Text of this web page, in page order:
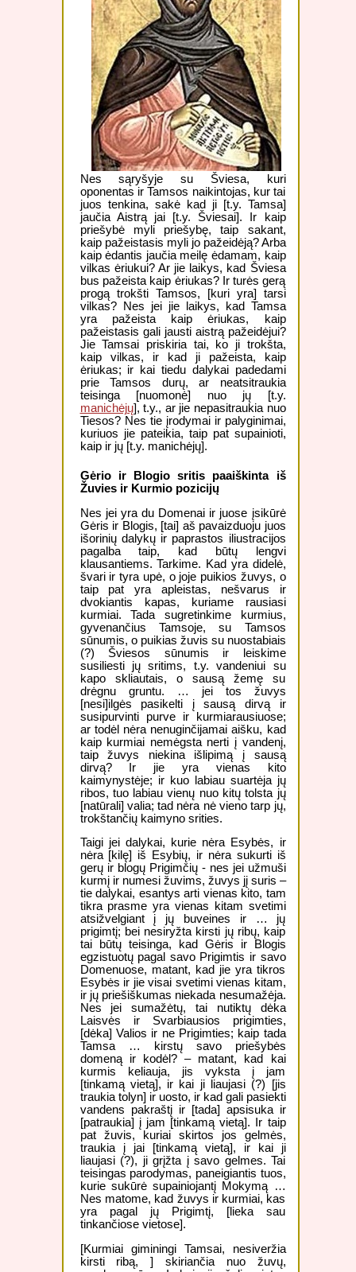
Nes sąryšyje su Šviesa, kuri
oponentas ir Tamsos naikintojas, kur tai
juos tenkina, sakė kad ji [t.y. Tamsa]
jaučia Aistrą jai [t.y. Šviesai]. Ir kaip
priešybė myli priešybę, taip sakant,
kaip pažeistasis myli jo pažeidėją? Arba
kaip ėdantis jaučia meilę ėdamam, kaip
vilkas ėriukui? Ar jie laikys, kad Šviesa
bus pažeista kaip ėriukas? Ir turės gerą
progą trokšti Tamsos, [kuri yra] tarsi
vilkas? Nes jei jie laikys, kad Tamsa
yra pažeista kaip ėriukas, kaip
pažeistasis gali jausti aistrą pažeidėjui?
Jie Tamsai priskiria tai, ko ji trokšta,
kaip vilkas, ir kad ji pažeista, kaip
ėriukas; ir kai tiedu dalykai padedami
prie Tamsos durų, ar neatsitraukia
teisinga [nuomonė] nuo jų [t.y.
manichėjų], t.y., ar jie nepasitraukia nuo
Tiesos? Nes tie įrodymai ir palyginimai,
kuriuos jie pateikia, taip pat supainioti,
kaip ir jų [t.y. manichėjų].
Gėrio ir Blogio sritis paaiškinta iš
Žuvies ir Kurmio pozicijų
Nes jei yra du Domenai ir juose įsikūrė
Gėris ir Blogis, [tai] aš pavaizduoju juos
išorinių dalykų ir paprastos iliustracijos
pagalba taip, kad būtų lengvi
klausantiems. Tarkime. Kad yra didelė,
švari ir tyra upė, o joje puikios žuvys, o
taip pat yra apleistas, nešvarus ir
dvokiantis kapas, kuriame rausiasi
kurmiai. Tada sugretinkime kurmius,
gyvenančius Tamsoje, su Tamsos
sūnumis, o puikias žuvis su nuostabiais
(?) Šviesos sūnumis ir leiskime
susiliesti jų sritims, t.y. vandeniui su
kapo skliautais, o sausą žemę su
drėgnu gruntu. … jei tos žuvys
[nesi]ilgės pasikelti į sausą dirvą ir
susipurvinti purve ir kurmiarausiuose;
ar todėl nėra nenuginčijamai aišku, kad
kaip kurmiai nemėgsta nerti į vandenį,
taip žuvys niekina išlipimą į sausą
dirvą? Ir jie yra vienas kito
kaimynystėje; ir kuo labiau suartėja jų
ribos, tuo labiau vienų nuo kitų tolsta jų
[natūrali] valia; tad nėra nė vieno tarp jų,
trokštančių kaimyno srities.
Taigi jei dalykai, kurie nėra Esybės, ir
nėra [kilę] iš Esybių, ir nėra sukurti iš
gerų ir blogų Prigimčių - nes jei užmuši
kurmį ir numesi žuvims, žuvys jį suris –
tie dalykai, esantys arti vienas kito, tam
tikra prasme yra vienas kitam svetimi
atsižvelgiant į jų buveines ir … jų
prigimtį; bei nesiryžta kirsti jų ribų, kaip
tai būtų teisinga, kad Gėris ir Blogis
egzistuotų pagal savo Prigimtis ir savo
Domenuose, matant, kad jie yra tikros
Esybės ir jie visai svetimi vienas kitam,
ir jų priešiškumas niekada nesumažėja.
Nes jei sumažėtų, tai nutiktų dėka
Laisvės ir Svarbiausios prigimties,
[dėka] Valios ir ne Prigimties; kaip tada
Tamsa … kirstų savo priešybės
domeną ir kodėl? – matant, kad kai
kurmis keliauja, jis vyksta į jam
[tinkamą vietą], ir kai ji liaujasi (?) [jis
traukia tolyn] ir uosto, ir kad gali pasiekti
vandens pakraštį ir [tada] apsisuka ir
[patraukia] į jam [tinkamą vietą]. Ir taip
pat žuvis, kuriai skirtos jos gelmės,
traukia į jai [tinkamą vietą], ir kai ji
liaujasi (?), ji grįžta į savo gelmes. Tai
teisingas parodymas, paneigiantis tuos,
kurie sukūrė supainiojantį Mokymą …
Nes matome, kad žuvys ir kurmiai, kas
yra pagal jų Prigimtį, [lieka sau
tinkančiose vietose].
[Kurmiai giminingi Tamsai, nesiveržia
kirsti ribą, ] skiriančia nuo žuvų,